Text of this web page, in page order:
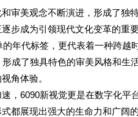
审美观念不断演进，形成了独
步成为引领现代文化变革的重
年代标签，更代表着一种跨
成了独具特色的审美风格和
角体验。
，6090新视觉更是在数字化
都展现出强大的生命力和广阔